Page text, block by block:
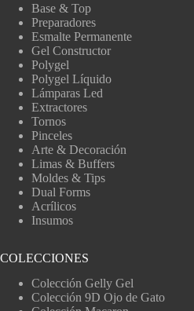
Base & Top
Preparadores
Esmalte Permanente
Gel Constructor
Polygel
Polygel Líquido
Lámparas Led
Extractores
Tornos
Pinceles
Arte & Decoración
Limas & Buffers
Moldes & Tips
Dual Forms
Acrílicos
Insumos
COLECCIONES
Colección Gelly Gel
Colección 9D Ojo de Gato